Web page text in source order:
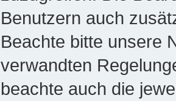
Benutzern auch
Beachte bitte unsere
verwandten
beachte auch die